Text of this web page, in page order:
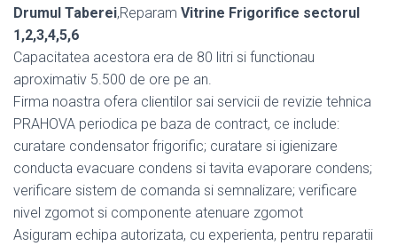
Drumul Taberei,Reparam Vitrine Frigorifice sectorul
1,2,3,4,5,6
Capacitatea acestora era de 80 litri si functionau
aproximativ 5.500 de ore pe an.
Firma noastra ofera clientilor sai servicii de revizie tehnica
PRAHOVA periodica pe baza de contract, ce include:
curatare condensator frigorific; curatare si igienizare
conducta evacuare condens si tavita evaporare condens;
verificare sistem de comanda si semnalizare; verificare
nivel zgomot si componente atenuare zgomot
Asiguram echipa autorizata, cu experienta, pentru reparatii